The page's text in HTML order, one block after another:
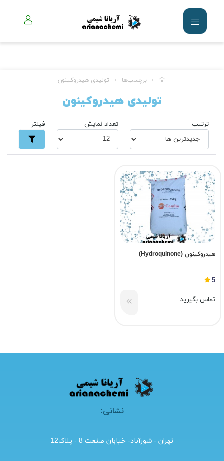
برچسب‌ها تولیدی هیدروکینون
تولیدی هیدروکینون
ترتیب تعداد نمایش فیلتر
هیدروکینون (Hydroquinone)
5
تماس بگیرید
نشانی:
تهران - شورآباد- خیابان صنعت 8 - پلاک12